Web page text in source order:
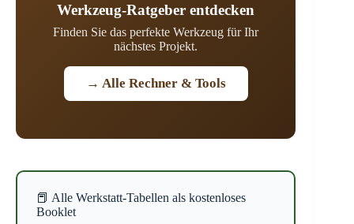
Werkzeug-Ratgeber entdecken
Finden Sie das perfekte Werkzeug für Ihr
nächstes Projekt.
→ Alle Rechner & Tools
📕 Alle Werkstatt-Tabellen als kostenloses
Booklet